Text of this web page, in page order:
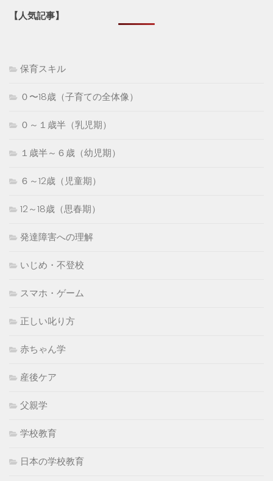
【人気記事】
保育スキル
０〜18歳（子育ての全体像）
０～１歳半（乳児期）
１歳半～６歳（幼児期）
６～12歳（児童期）
12～18歳（思春期）
発達障害への理解
いじめ・不登校
スマホ・ゲーム
正しい叱り方
赤ちゃん学
産後ケア
父親学
学校教育
日本の学校教育